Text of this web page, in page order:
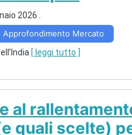
2026 .
Approfondimento Mercato
[ leggi tutto ]
al
quali scelte)